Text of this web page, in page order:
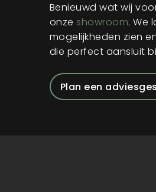
Benieuwd wat wij
onze showroom. We
mogelijkheden zien
die perfect aansluit
Plan een